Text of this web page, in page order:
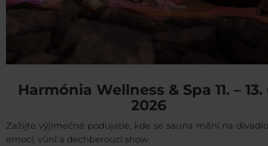
Harmónia Wellness & Spa 11. – 13.
2026
Zažijte výjimečné podujatie, kde se sauna mění na
emocí, vůní a dechberoucí show.